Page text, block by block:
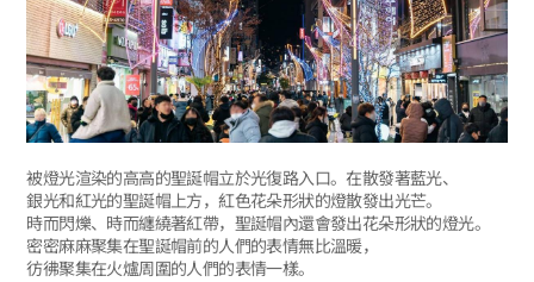
被燈光渲染的高高的聖誕帽立於光復路入口。在散發著藍光、
銀光和紅光的聖誕帽上方，紅色花朵形狀的燈散發出光芒。
時而閃爍、時而纏繞著紅帶，聖誕帽內還會發出花朵形狀的燈光。
密密麻麻聚集在聖誕帽前的人們的表情無比溫暖，
彷彿聚集在火爐周圍的人們的表情一樣。